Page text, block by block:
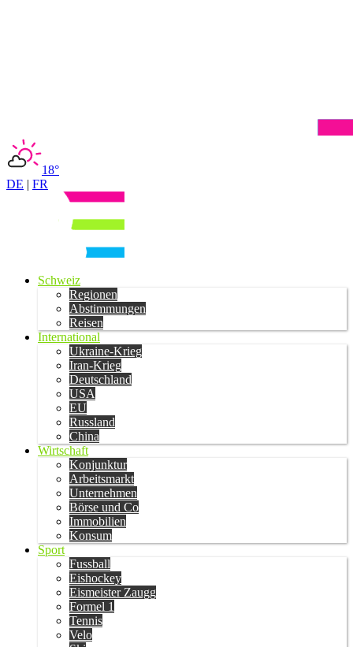
18°
DE | FR
Schweiz
Regionen
Abstimmungen
Reisen
International
Ukraine-Krieg
Iran-Krieg
Deutschland
USA
EU
Russland
China
Wirtschaft
Konjunktur
Arbeitsmarkt
Unternehmen
Börse und Co
Immobilien
Konsum
Sport
Fussball
Eishockey
Eismeister Zaugg
Formel 1
Tennis
Velo